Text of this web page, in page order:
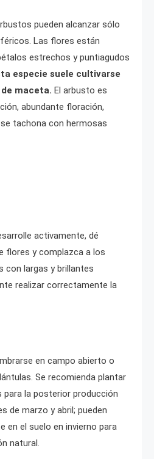
pueden alcanzar sólo
Las flores están
estrechos y puntiagudos
especie suele cultivarse
maceta. El arbusto es
abundante floración,
tachona con hermosas
activamente, dé
flores y complazca a los
con largas y brillantes
realizar correctamente la
en campo abierto o
Se recomienda plantar
para la posterior producción
de marzo y abril; pueden
en el suelo en invierno para
natural.